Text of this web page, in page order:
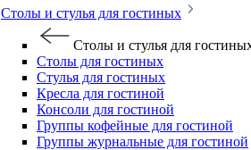
Столы и стулья для гостиных
Столы и стулья для
Столы для гостиных
Стулья для гостиных
Кресла для гостиной
Консоли для гостиной
Группы кофейные для гостиной
Группы журнальные для гостиной